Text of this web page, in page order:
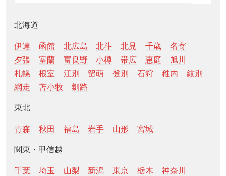
北海道
伊達 函館 北広島 北斗 北見 千歳
名寄
夕張
室蘭 富良野 小樽 帯広 恵庭
旭川
札幌
根室 江別 留萌 登別 石狩 稚内
紋別
網走
苫小牧 釧路
東北
青森 秋田 福島 岩手 山形 宮城
関東・甲信越
千葉 埼玉 山梨 新潟 東京 栃木
神奈川